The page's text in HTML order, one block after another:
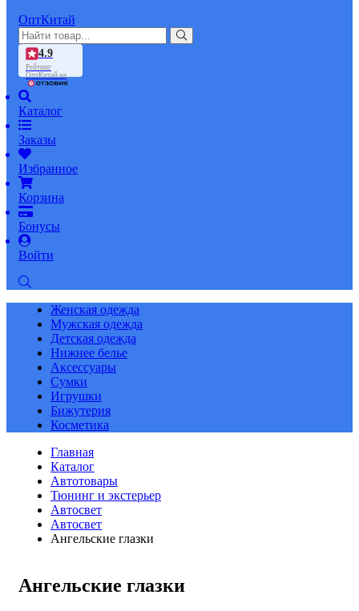
ОптКитай
4.9
Рейтинг
ОптКитай на
Каталог
Заказы
Избранное
Корзина
Бонусы
Войти
Женская одежда
Мужская одежда
Детская одежда
Нижнее белье
Аксессуары
Сумки
Игрушки
Бижутерия
Косметика
Главная
Каталог
Автотовары
Тюнинг и экстерьер
Автосвет
Автосвет
Ангельские глазки
Ангельские глазки